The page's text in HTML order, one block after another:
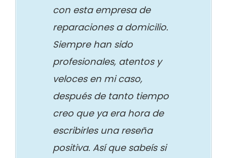
con esta empresa de
reparaciones a domicilio.
Siempre han sido
profesionales, atentos y
veloces en mi caso,
después de tanto tiempo
creo que ya era hora de
escribirles una reseña
positiva. Así que sabeís si